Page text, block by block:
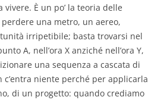
È un po’ la teoria delle
perdere una metro, un aereo,
irripetibile; basta trovarsi nel
A, nell’ora X anziché nell’ora Y,
una sequenza a cascata di
c’entra niente perché per applicarla
di un progetto: quando crediamo